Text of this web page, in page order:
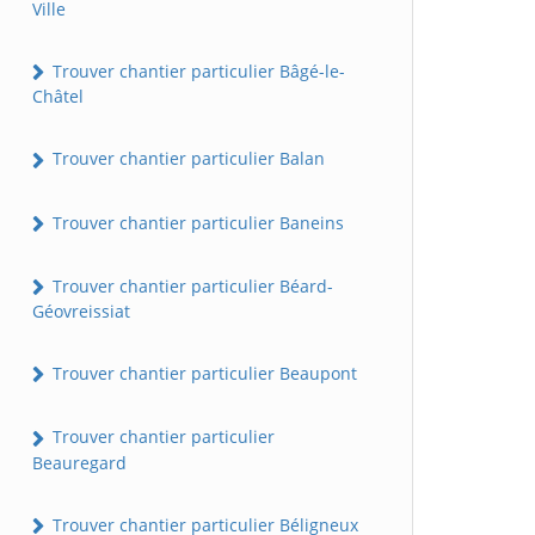
Ville
Trouver chantier particulier Bâgé-le-
Châtel
Trouver chantier particulier Balan
Trouver chantier particulier Baneins
Trouver chantier particulier Béard-
Géovreissiat
Trouver chantier particulier Beaupont
Trouver chantier particulier
Beauregard
Trouver chantier particulier Béligneux